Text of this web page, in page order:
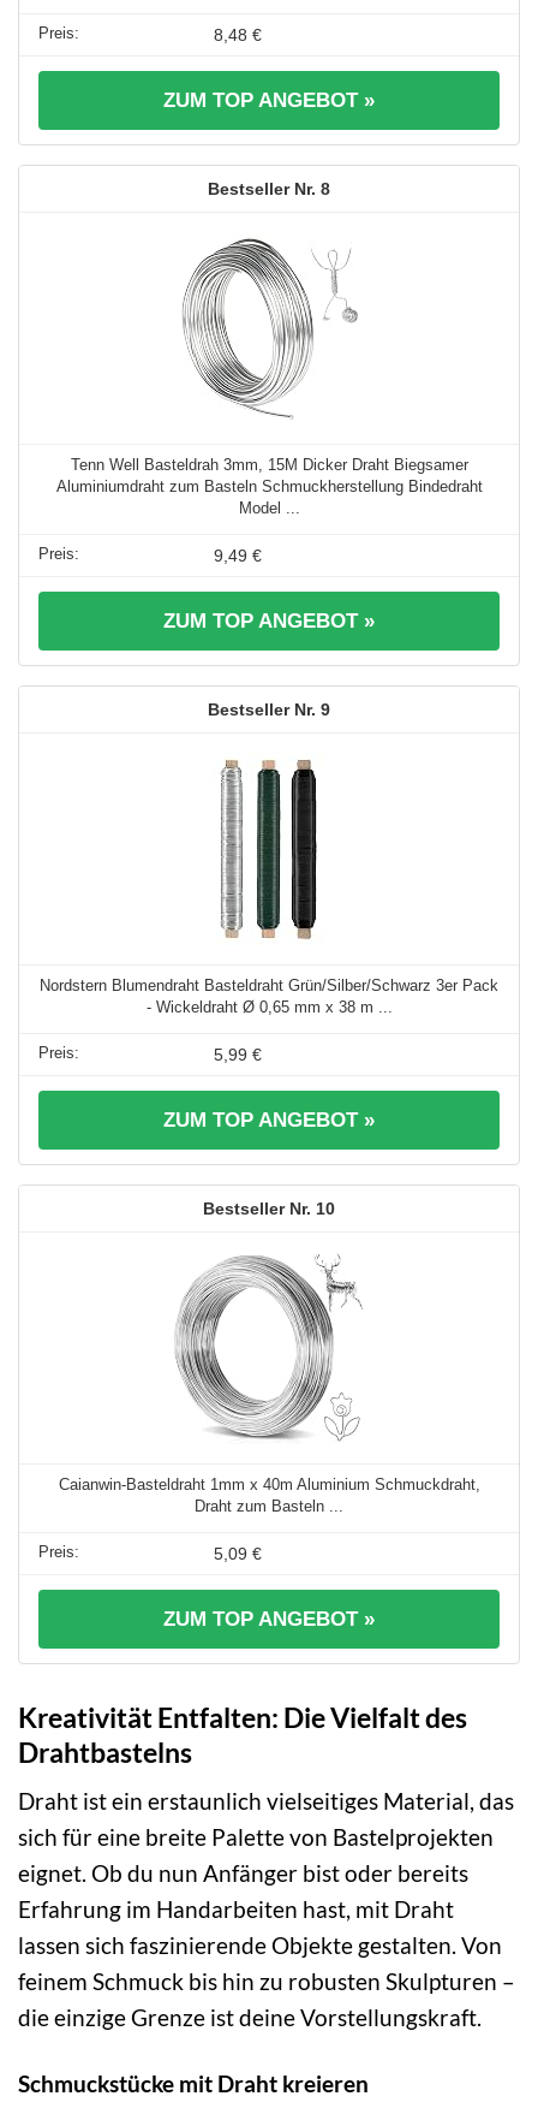
8,48 €
ZUM TOP ANGEBOT »
8
Tenn Well Basteldrah 3mm, 15M Dicker Draht Biegsamer
Aluminiumdraht zum Basteln Schmuckherstellung Bindedraht
Model ...
9,49 €
ZUM TOP ANGEBOT »
9
Nordstern Blumendraht Basteldraht Grün/Silber/Schwarz 3er Pack
- Wickeldraht Ø 0,65 mm x 38 m ...
5,99 €
ZUM TOP ANGEBOT »
10
Caianwin-Basteldraht 1mm x 40m Aluminium Schmuckdraht,
Draht zum Basteln ...
5,09 €
ZUM TOP ANGEBOT »
Kreativität Entfalten: Die Vielfalt des
Drahtbastelns
Draht ist ein erstaunlich vielseitiges Material, das
sich für eine breite Palette von Bastelprojekten
eignet. Ob du nun Anfänger bist oder bereits
Erfahrung im Handarbeiten hast, mit Draht
lassen sich faszinierende Objekte gestalten. Von
feinem Schmuck bis hin zu robusten Skulpturen –
die einzige Grenze ist deine Vorstellungskraft.
Schmuckstücke mit Draht kreieren